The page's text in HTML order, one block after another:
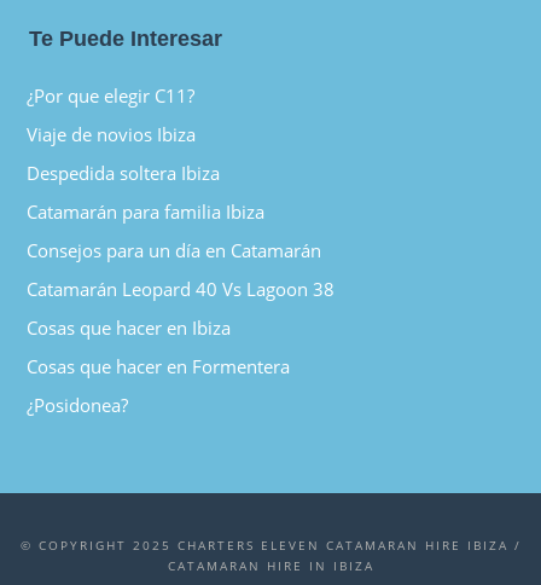
Te Puede Interesar
¿Por que elegir C11?
Viaje de novios Ibiza
Despedida soltera Ibiza
Catamarán para familia Ibiza
Consejos para un día en Catamarán
Catamarán Leopard 40 Vs Lagoon 38
Cosas que hacer en Ibiza
Cosas que hacer en Formentera
¿Posidonea?
© COPYRIGHT 2025 CHARTERS ELEVEN CATAMARAN HIRE IBIZA /
CATAMARAN HIRE IN IBIZA